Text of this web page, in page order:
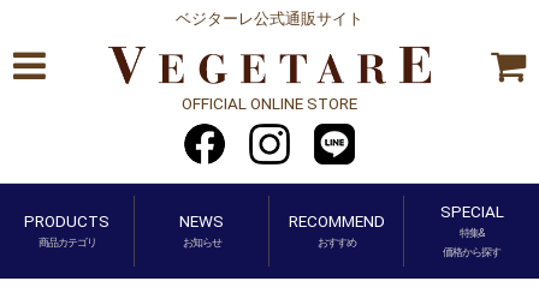
ベジターレ公式通販サイト
OFFICIAL ONLINE STORE
PRODUCTS
商品カテゴリ
NEWS
お知らせ
RECOMMEND
おすすめ
SPECIAL
特集&
価格から探す